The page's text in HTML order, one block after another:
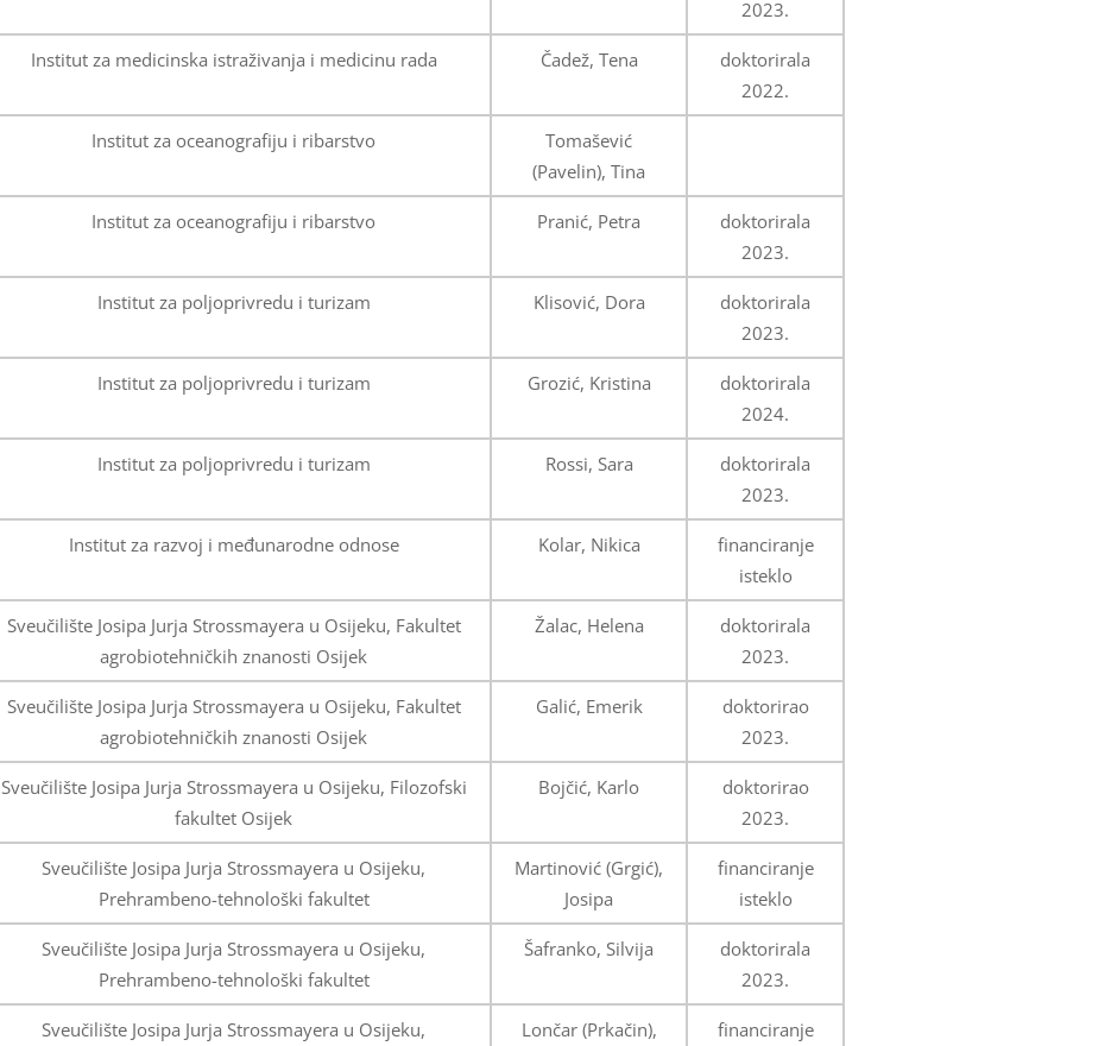
2023.
Institut za medicinska istraživanja i medicinu rada Čadež, Tena
doktorirala
2022.
Institut za oceanografiju i ribarstvo
Tomašević
(Pavelin), Tina
Institut za oceanografiju i ribarstvo Pranić, Petra
doktorirala
2023.
Institut za poljoprivredu i turizam Klisović, Dora
doktorirala
2023.
Institut za poljoprivredu i turizam Grozić, Kristina
doktorirala
2024.
Institut za poljoprivredu i turizam Rossi, Sara
doktorirala
2023.
Institut za razvoj i međunarodne odnose Kolar, Nikica
financiranje
isteklo
Sveučilište Josipa Jurja Strossmayera u Osijeku, Fakultet
agrobiotehničkih znanosti Osijek
Žalac, Helena
doktorirala
2023.
Sveučilište Josipa Jurja Strossmayera u Osijeku, Fakultet
agrobiotehničkih znanosti Osijek
Galić, Emerik
doktorirao
2023.
Sveučilište Josipa Jurja Strossmayera u Osijeku, Filozofski
fakultet Osijek
Bojčić, Karlo
doktorirao
2023.
Sveučilište Josipa Jurja Strossmayera u Osijeku,
Prehrambeno-tehnološki fakultet
Martinović (Grgić),
Josipa
financiranje
isteklo
Sveučilište Josipa Jurja Strossmayera u Osijeku,
Prehrambeno-tehnološki fakultet
Šafranko, Silvija
doktorirala
2023.
Sveučilište Josipa Jurja Strossmayera u Osijeku, Lončar (Prkačin), financiranje